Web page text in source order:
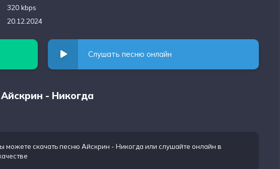
320 kbps
20.12.2024
Слушать песню онлайн
Айскрин - Никогда
можете скачать песню Айскрин - Никогда или слушайте онлайн в